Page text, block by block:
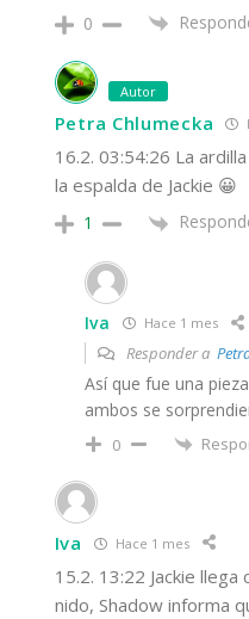
0
Autor
Petra Chlumecka
16.2. 03:54:26 La
la espalda de Jackie 😀
1
Iva Hace 1 mes
Responder a
Así que fue una
ambos se
0
Iva Hace 1 mes
15.2. 13:22 Jackie
nido, Shadow informa